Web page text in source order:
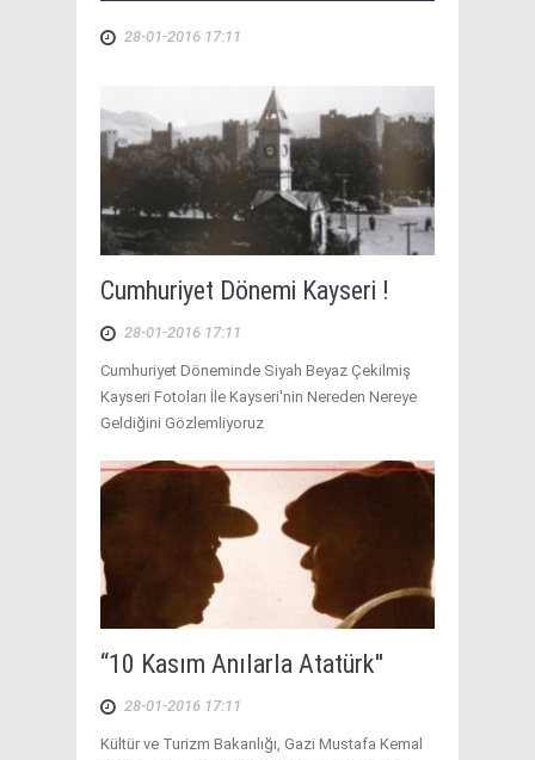
28-01-2016 17:11
Cumhuriyet Dönemi Kayseri !
28-01-2016 17:11
Cumhuriyet Döneminde Siyah Beyaz Çekilmiş
Kayseri Fotoları İle Kayseri'nin Nereden Nereye
Geldiğini Gözlemliyoruz
“10 Kasım Anılarla Atatürk''
28-01-2016 17:11
Kültür ve Turizm Bakanlığı, Gazi Mustafa Kemal